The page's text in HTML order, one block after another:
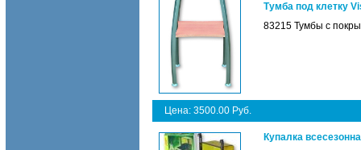
Тумба под клетку
83215 Тумбы с
Цена: 3500.00 Руб.
Купалка